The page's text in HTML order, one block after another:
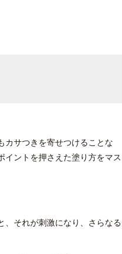
カサつきを寄せつけることな
イントを押さえた塗り方をマス
、それが刺激になり、さらなる